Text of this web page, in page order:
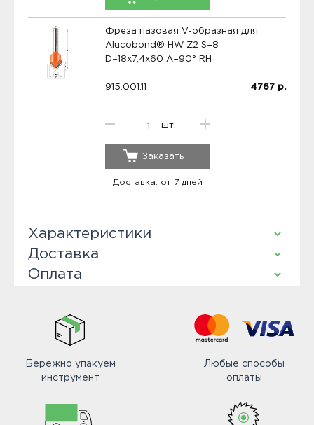
Фреза пазовая V-образная для
Alucobond® HW Z2 S=8
D=18x7,4x60 A=90° RH
915.001.11
шт.
4767 р.
Заказать
Доставка: от 7 дней
Характеристики
Доставка
Оплата
Бережно упакуем
инструмент
Любые способы
оплаты